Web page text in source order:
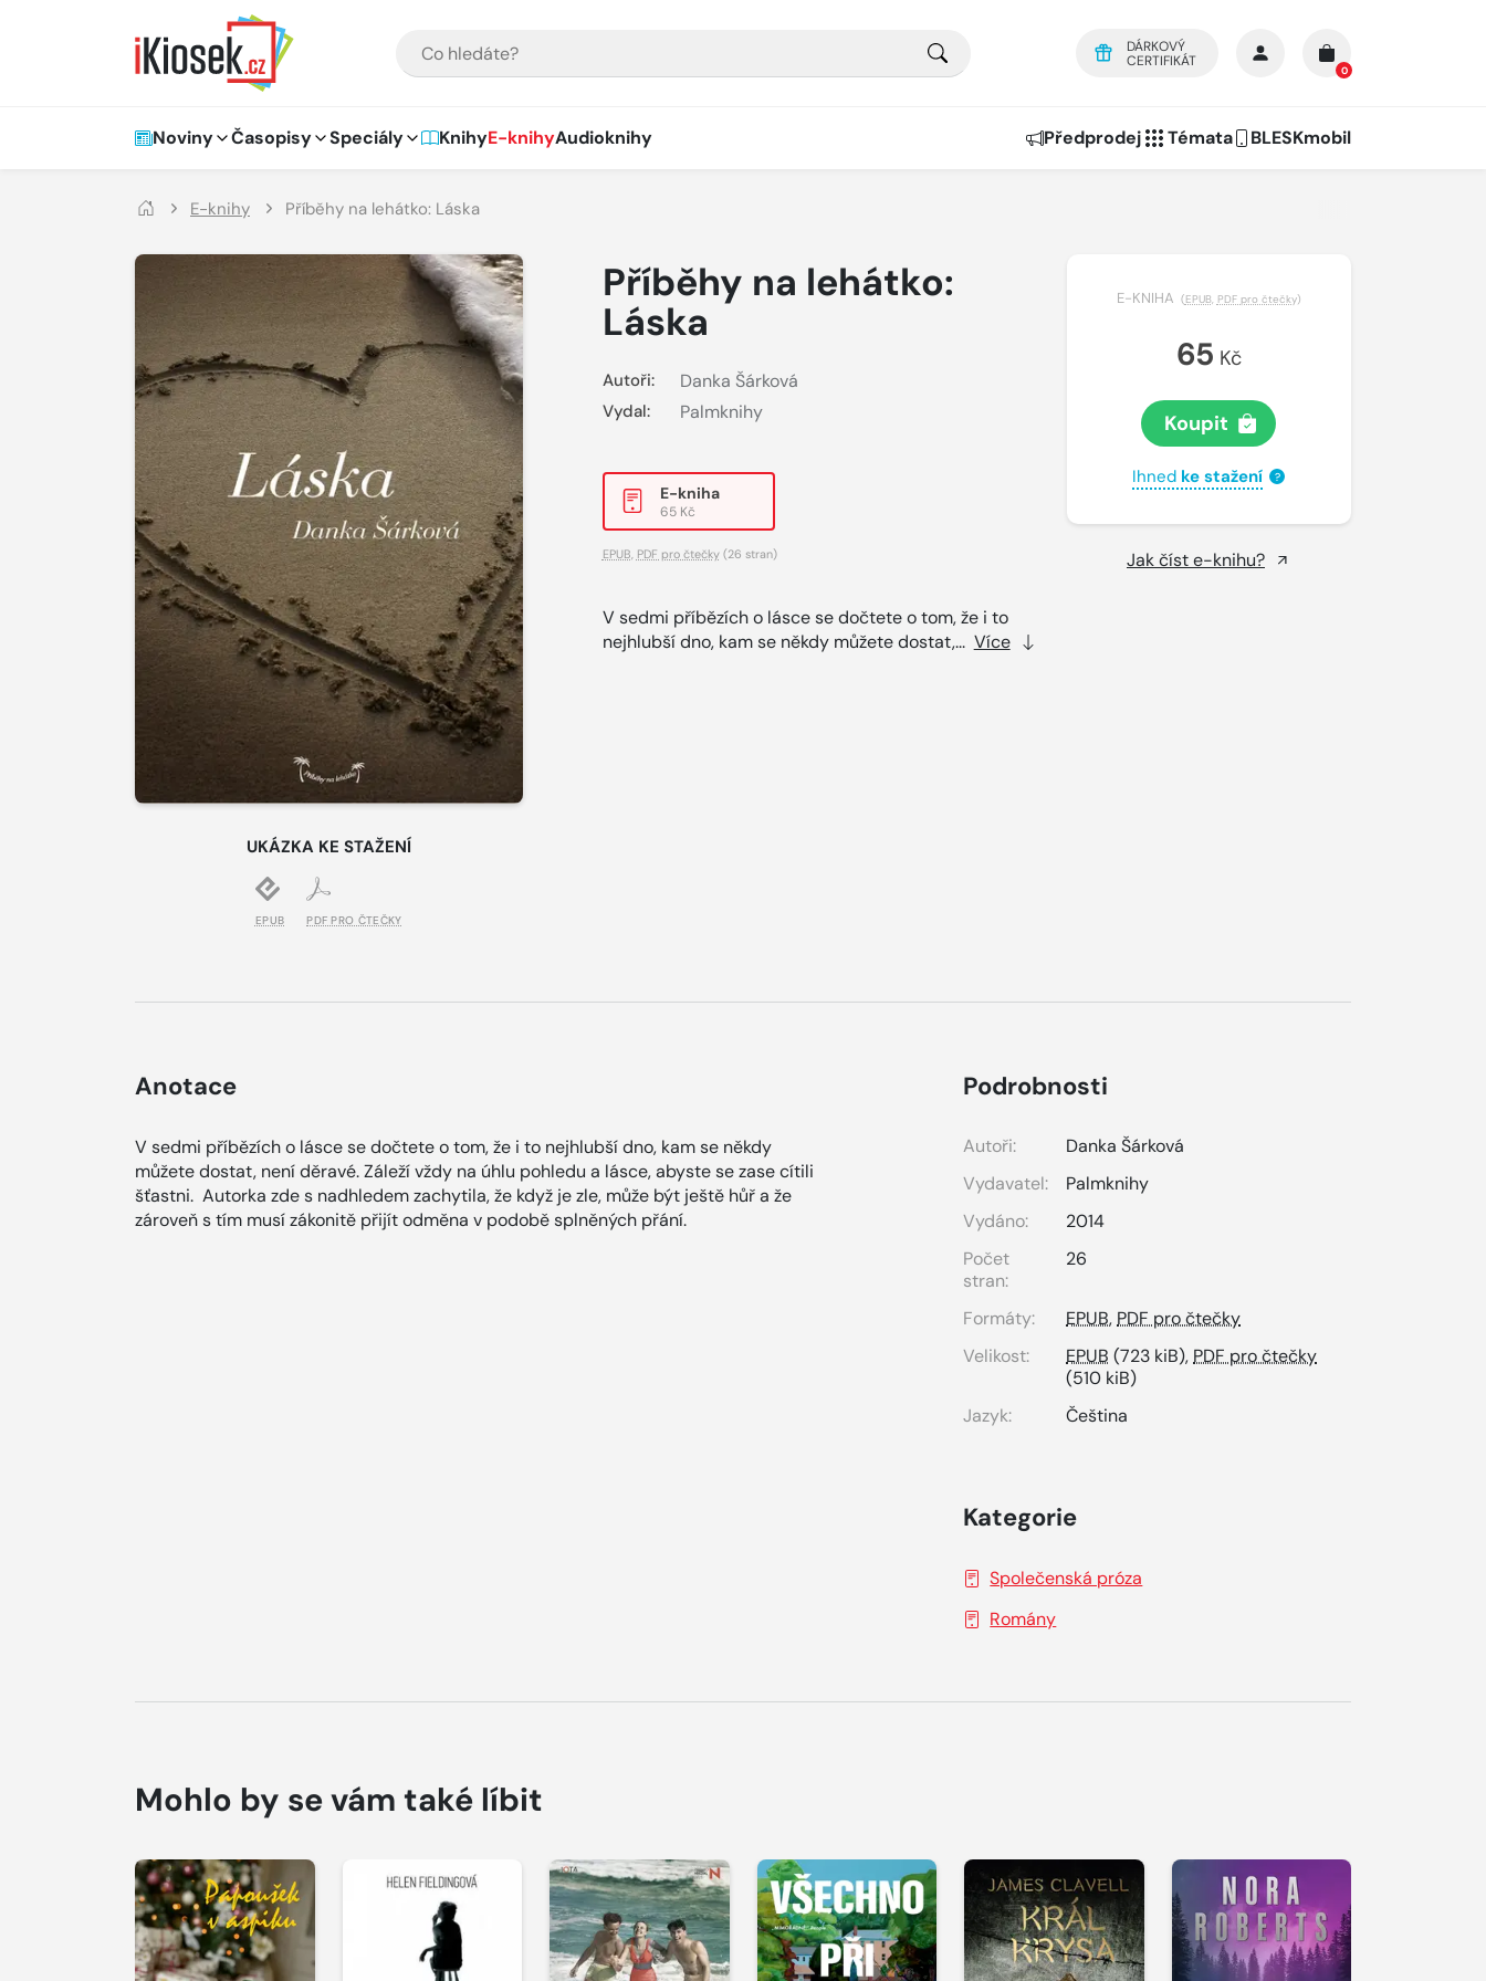
DÁRKOVÝ
CERTIFIKÁT
0
Hlavní navigace
Noviny Časopisy Speciály KnihyE-knihyAudioknihy Předprodej Témata BLESKmobil
E-knihy Příběhy na lehátko: Láska
UKÁZKA KE STAŽENÍ
EPUB PDF PRO ČTEČKY
Příběhy na lehátko:
Láska
Autoři: Danka Šárková
Vydal: Palmknihy
E-kniha
65 Kč
EPUB PDF pro čtečky(26 stran)
V sedmi příbězích o lásce se dočtete o tom, že i to
nejhlubší dno, kam se někdy můžete dostat,... Více
E-KNIHA (EPUB, PDF pro čtečky)
65 Kč
Koupit
Ihned ke stažení ?
Jak číst e-knihu?
Anotace
V sedmi příbězích o lásce se dočtete o tom, že i to nejhlubší dno, kam se někdy
můžete dostat, není děravé. Záleží vždy na úhlu pohledu a lásce, abyste se zase cítili
šťastni. Autorka zde s nadhledem zachytila, že když je zle, může být ještě hůř a že
zároveň s tím musí zákonitě přijít odměna v podobě splněných přání.
Podrobnosti
Autoři:
Danka Šárková
Vydavatel:
Palmknihy
Vydáno:
2014
Počet
stran:
26
Formáty: EPUB, PDF pro čtečky
Velikost:
EPUB (723 kiB), PDF pro čtečky
(510 kiB)
Jazyk:
Čeština
Kategorie
Společenská próza
Romány
Mohlo by se vám také líbit